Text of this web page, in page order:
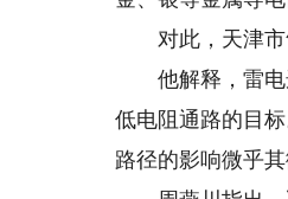
对此，天津市气
他解释，雷电
低电阻通路的目
路径的影响微乎其